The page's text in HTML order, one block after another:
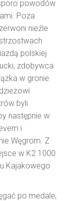
powodów
Poza
nieźle
polskiej
zdobywca
w gronie
byli
następnie w
i
Węgrom. Z
w K2 1000
Kajakowego
po medale,